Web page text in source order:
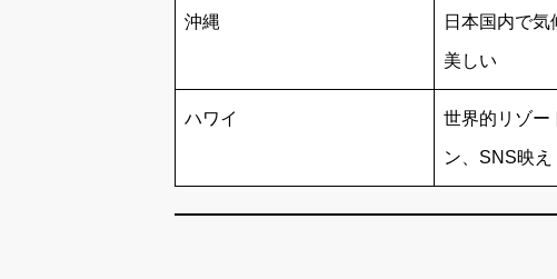
沖縄 日本国内で
美しい
ハワイ 世界的リゾー
ン、SNS映え